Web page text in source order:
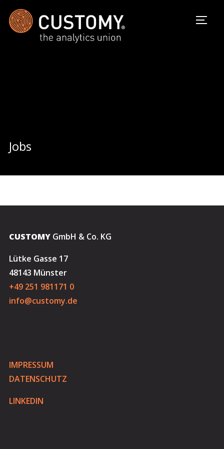
Jobs
CUSTOMYGmbH & Co. KG
Lütke Gasse 17
48143 Münster
+49 251 981171 0
info@customy.de
IMPRESSUM
DATENSCHUTZ
LINKEDIN